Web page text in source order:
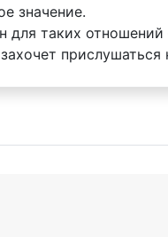
значение.
для таких